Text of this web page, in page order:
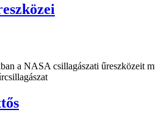
a NASA csillagászati űreszközeit